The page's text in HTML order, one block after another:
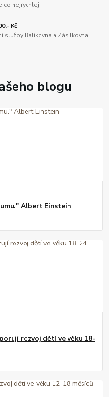
co nejrychleji
Kč
služby Balíkovna a Zásilkovna
blogu
Albert Einstein
rozvoj dětí ve věku 18-